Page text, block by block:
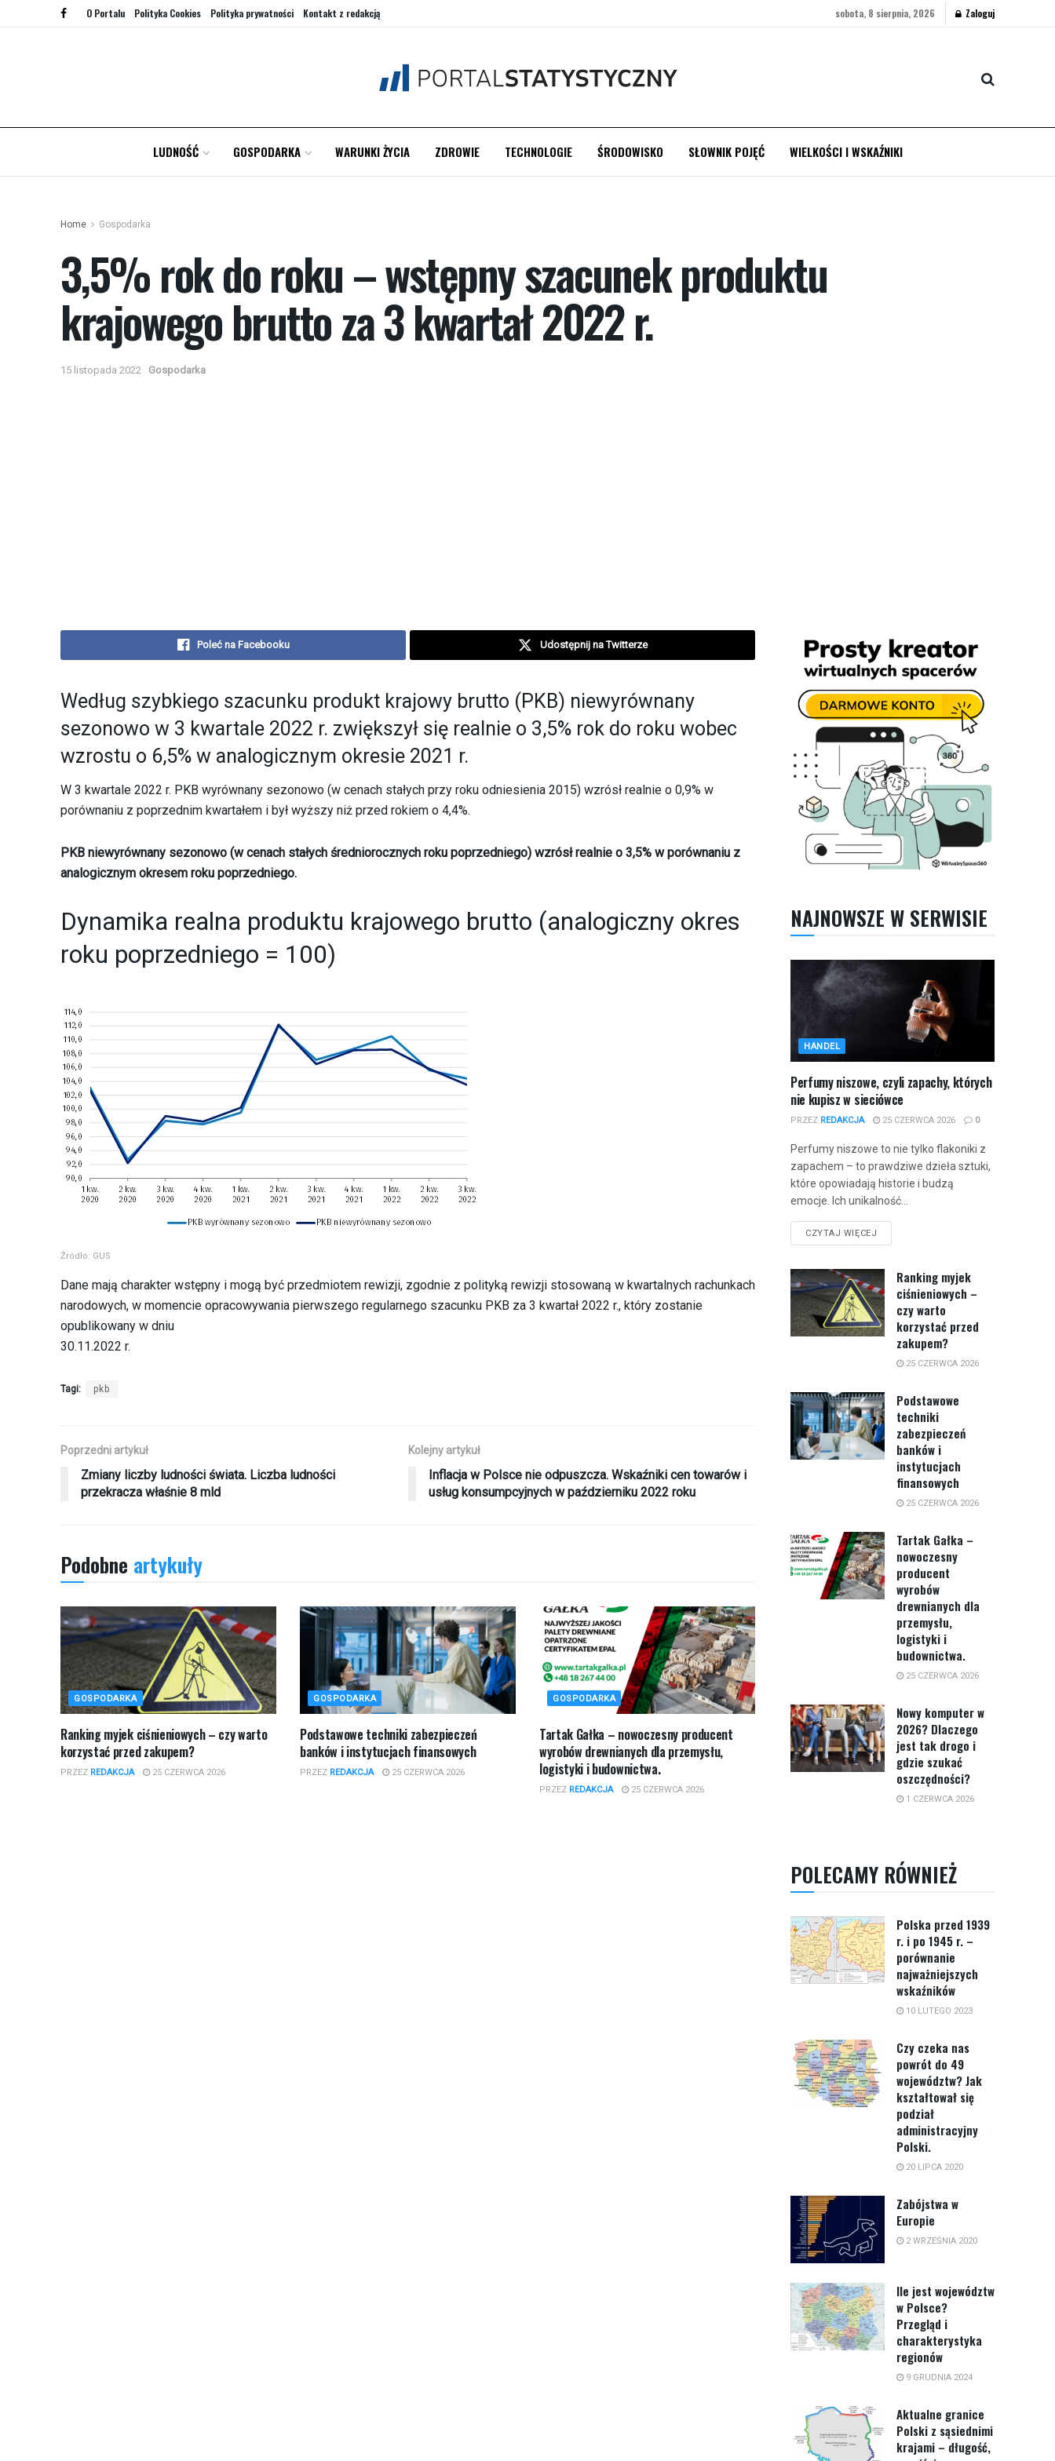
O Portalu Polityka Cookies Polityka prywatności Kontakt z redakcją sobota, 8 sierpnia, 2026 Zaloguj
LUDNOŚĆ GOSPODARKA WARUNKI ŻYCIA ZDROWIE TECHNOLOGIE ŚRODOWISKO SŁOWNIK POJĘĆ WIELKOŚCI I WSKAŹNIKI
Home Gospodarka
3,5% rok do roku – wstępny szacunek produktu
krajowego brutto za 3 kwartał 2022 r.
15 listopada 2022 Gospodarka
Poleć na Facebooku Udostępnij na Twitterze
Według szybkiego szacunku produkt krajowy brutto (PKB) niewyrównany
sezonowo w 3 kwartale 2022 r. zwiększył się realnie o 3,5% rok do roku wobec
wzrostu o 6,5% w analogicznym okresie 2021 r.
W 3 kwartale 2022 r. PKB wyrównany sezonowo (w cenach stałych przy roku odniesienia 2015) wzrósł realnie o 0,9% w
porównaniu z poprzednim kwartałem i był wyższy niż przed rokiem o 4,4%.
PKB niewyrównany sezonowo (w cenach stałych średniorocznych roku poprzedniego) wzrósł realnie o 3,5% w porównaniu z
analogicznym okresem roku poprzedniego.
Dynamika realna produktu krajowego brutto (analogiczny okres
roku poprzedniego = 100)
Źródło: GUS
Dane mają charakter wstępny i mogą być przedmiotem rewizji, zgodnie z polityką rewizji stosowaną w kwartalnych rachunkach
narodowych, w momencie opracowywania pierwszego regularnego szacunku PKB za 3 kwartał 2022 r., który zostanie
opublikowany w dniu
30.11.2022 r.
Tagi: pkb
Poprzedni artykuł
Zmiany liczby ludności świata. Liczba ludności
przekracza właśnie 8 mld
Kolejny artykuł
Inflacja w Polsce nie odpuszcza. Wskaźniki cen towarów i
usług konsumpcyjnych w październiku 2022 roku
Podobne artykuły
GOSPODARKA
Ranking myjek ciśnieniowych – czy warto
korzystać przed zakupem?
PRZEZ REDAKCJA 25 CZERWCA 2026
GOSPODARKA
Podstawowe techniki zabezpieczeń
banków i instytucjach finansowych
PRZEZ REDAKCJA 25 CZERWCA 2026
GOSPODARKA
Tartak Gałka – nowoczesny producent
wyrobów drewnianych dla przemysłu,
logistyki i budownictwa.
PRZEZ REDAKCJA 25 CZERWCA 2026
NAJNOWSZE W SERWISIE
HANDEL
Perfumy niszowe, czyli zapachy, których
nie kupisz w sieciówce
PRZEZ REDAKCJA 25 CZERWCA 2026 0
Perfumy niszowe to nie tylko flakoniki z
zapachem – to prawdziwe dzieła sztuki,
które opowiadają historie i budzą
emocje. Ich unikalność...
CZYTAJ WIĘCEJ
Ranking myjek
ciśnieniowych –
czy warto
korzystać przed
zakupem?
25 CZERWCA 2026
Podstawowe
techniki
zabezpieczeń
banków i
instytucjach
finansowych
25 CZERWCA 2026
Tartak Gałka –
nowoczesny
producent
wyrobów
drewnianych dla
przemysłu,
logistyki i
budownictwa.
25 CZERWCA 2026
Nowy komputer w
2026? Dlaczego
jest tak drogo i
gdzie szukać
oszczędności?
1 CZERWCA 2026
POLECAMY RÓWNIEŻ
Polska przed 1939
r. i po 1945 r. –
porównanie
najważniejszych
wskaźników
10 LUTEGO 2023
Czy czeka nas
powrót do 49
województw? Jak
kształtował się
podział
administracyjny
Polski.
20 LIPCA 2020
Zabójstwa w
Europie
2 WRZEŚNIA 2020
Ile jest województw
w Polsce?
Przegląd i
charakterystyka
regionów
9 GRUDNIA 2024
Aktualne granice
Polski z sąsiednimi
krajami – długość,